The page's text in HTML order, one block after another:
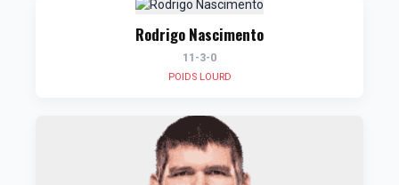
Rodrigo Nascimento
11-3-0
POIDS LOURD